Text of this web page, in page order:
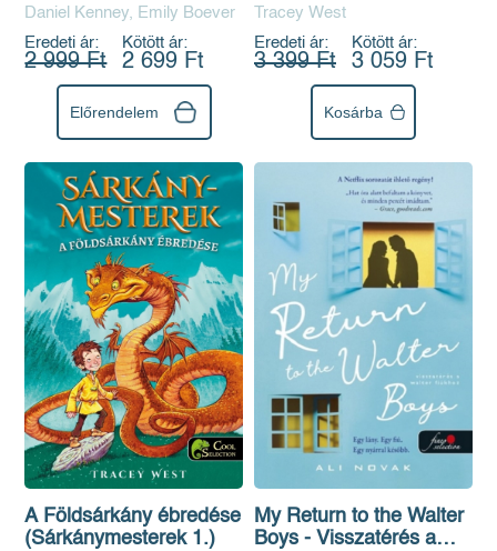
Daniel Kenney, Emily Boever
Eredeti ár:
2 999 Ft
Kötött ár:
2 699 Ft
Előrendelem
Tracey West
Eredeti ár:
3 399 Ft
Kötött ár:
3 059 Ft
Kosárba
A Földsárkány ébredése
(Sárkánymesterek 1.)
My Return to the Walter
Boys - Visszatérés a